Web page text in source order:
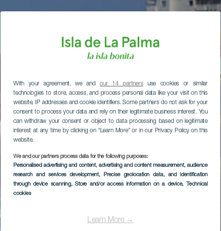
With your agreement, we andour 14 partnersuse cookies or similar
technologies to store, access, and process personal data like your visit on this
website, IP addresses and cookie identifiers. Some partners do not ask for your
consent to process your data and rely on their legitimate business interest. You
can withdraw your consent or object to data processing based on legitimate
interest at any time by clicking on “Learn More” or in our Privacy Policy on this
website.
We and our partners process data for the following purposes:
Personalised advertising and content, advertising and content measurement, audience
research and services development, Precise geolocation data, and identification
through device scanning, Store and/or access information on a device, Technical
cookies
Learn More →